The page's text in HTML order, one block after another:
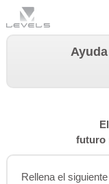
futuro
Rellena el